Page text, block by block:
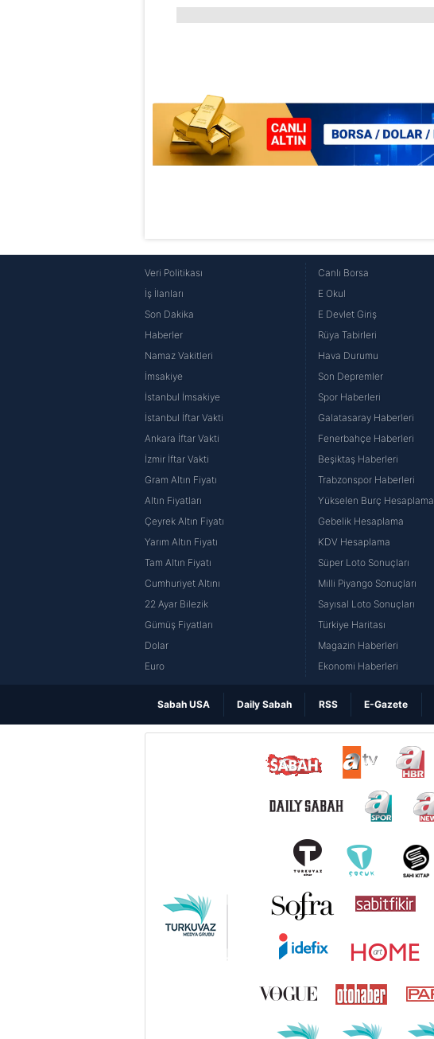
Veri Politikası
İş İlanları
Son Dakika
Haberler
Namaz Vakitleri
İmsakiye
İstanbul İmsakiye
İstanbul İftar Vakti
Ankara İftar Vakti
İzmir İftar Vakti
Gram Altın Fiyatı
Altın Fiyatları
Çeyrek Altın Fiyatı
Yarım Altın Fiyatı
Tam Altın Fiyatı
Cumhuriyet Altını
22 Ayar Bilezik
Gümüş Fiyatları
Dolar
Euro
Canlı Borsa
E Okul
E Devlet Giriş
Rüya Tabirleri
Hava Durumu
Son Depremler
Spor Haberleri
Galatasaray Haberleri
Fenerbahçe Haberleri
Beşiktaş Haberleri
Trabzonspor Haberleri
Yükselen Burç Hesaplama
Gebelik Hesaplama
KDV Hesaplama
Süper Loto Sonuçları
Milli Piyango Sonuçları
Sayısal Loto Sonuçları
Türkiye Haritası
Magazin Haberleri
Ekonomi Haberleri
Sabah USA Daily Sabah RSS E-Gazete